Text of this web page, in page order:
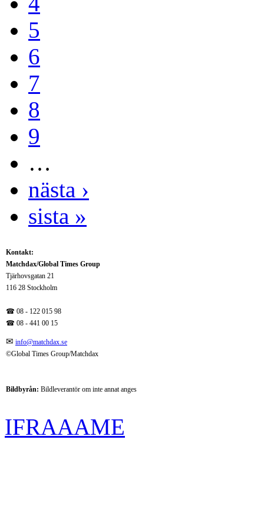
5
6
7
8
9
…
nästa ›
sista »
Kontakt:
Matchdax/Global Times Group
Tjärhovsgatan 21
116 28 Stockholm
☎ 08 - 122 015 98
☎ 08 - 441 00 15
✉ info@matchdax.se
©Global Times Group/Matchdax
Bildbyrån: Bildleverantör om inte annat anges
IFRAAAME